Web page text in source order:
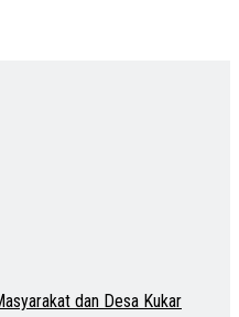
dan Desa Kukar